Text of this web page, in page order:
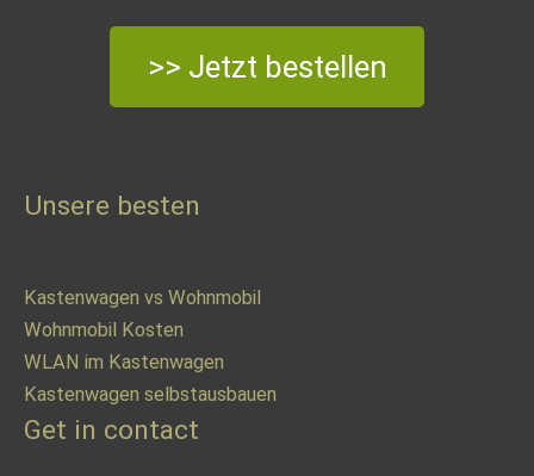
>> Jetzt bestellen
Unsere besten
Kastenwagen vs Wohnmobil
Wohnmobil Kosten
WLAN im Kastenwagen
Kastenwagen selbstausbauen
Get in contact